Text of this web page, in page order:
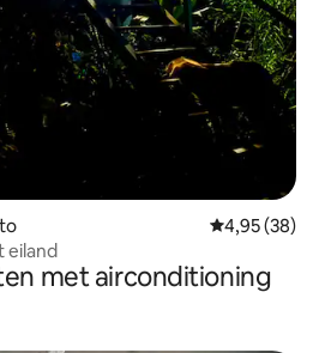
Gemiddelde
4,95 (38)
eiland
met airconditioning